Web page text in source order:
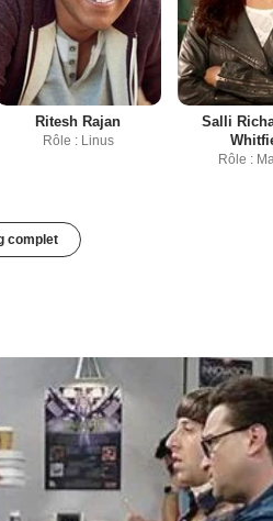
Ritesh Rajan
Rôle : Linus
Salli
Rôle :
complet